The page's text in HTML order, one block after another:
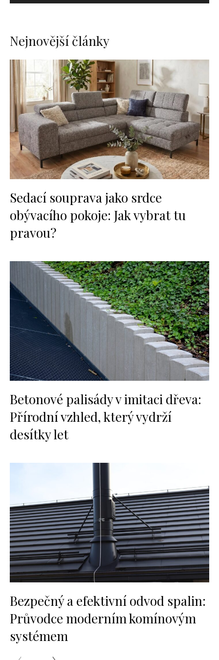
Nejnovější články
Sedací souprava jako srdce
obývacího pokoje: Jak vybrat tu
pravou?
Betonové palisády v imitaci dřeva:
Přírodní vzhled, který vydrží
desítky let
Bezpečný a efektivní odvod spalin:
Průvodce moderním komínovým
systémem